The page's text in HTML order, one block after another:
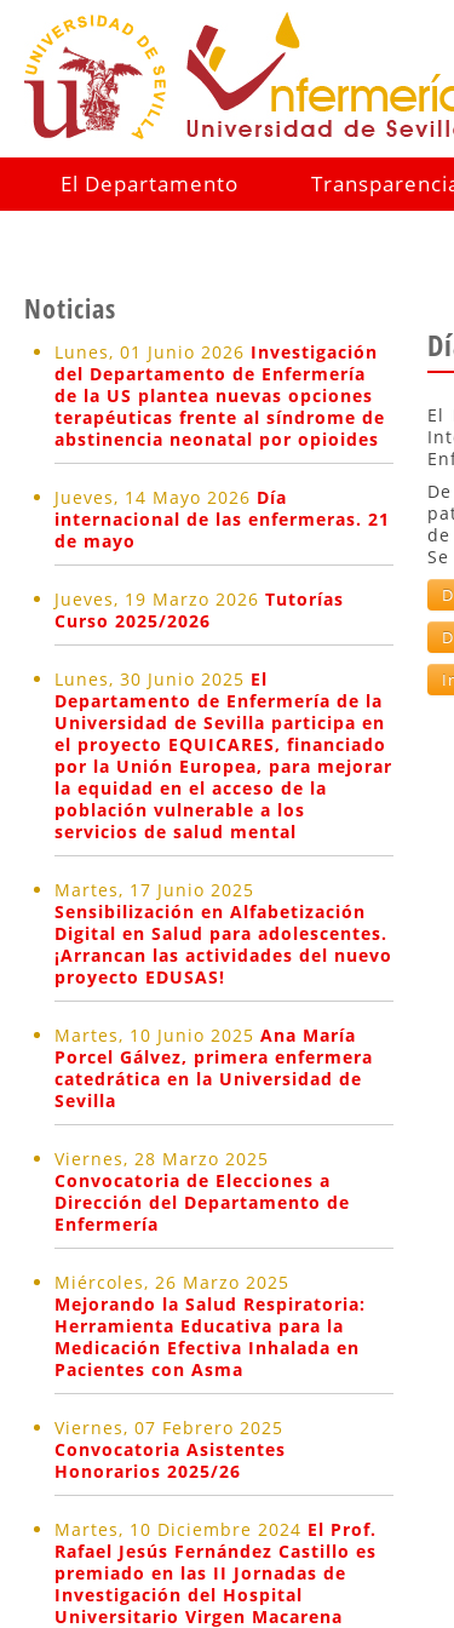
El Departamento
Noticias
Lunes, 01 Junio 2026 Investigación
del Departamento de Enfermería
de la US plantea nuevas opciones
terapéuticas frente al síndrome de
abstinencia neonatal por opioides
Jueves, 14 Mayo 2026 Día
internacional de las enfermeras. 21
de mayo
Jueves, 19 Marzo 2026 Tutorías
Curso 2025/2026
Lunes, 30 Junio 2025 El
Departamento de Enfermería de la
Universidad de Sevilla participa en
el proyecto EQUICARES, financiado
por la Unión Europea, para mejorar
la equidad en el acceso de la
población vulnerable a los
servicios de salud mental
Martes, 17 Junio 2025
Sensibilización en Alfabetización
Digital en Salud para adolescentes.
¡Arrancan las actividades del nuevo
proyecto EDUSAS!
Martes, 10 Junio 2025 Ana María
Porcel Gálvez, primera enfermera
catedrática en la Universidad de
Sevilla
Viernes, 28 Marzo 2025
Convocatoria de Elecciones a
Dirección del Departamento de
Enfermería
Miércoles, 26 Marzo 2025
Mejorando la Salud Respiratoria:
Herramienta Educativa para la
Medicación Efectiva Inhalada en
Pacientes con Asma
Viernes, 07 Febrero 2025
Convocatoria Asistentes
Honorarios 2025/26
Martes, 10 Diciembre 2024 El Prof.
Rafael Jesús Fernández Castillo es
premiado en las II Jornadas de
Investigación del Hospital
Universitario Virgen Macarena
El